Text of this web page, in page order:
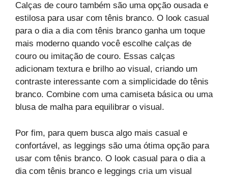
Calças de couro também são uma opção ousada e
estilosa para usar com tênis branco. O look casual
para o dia a dia com tênis branco ganha um toque
mais moderno quando você escolhe calças de
couro ou imitação de couro. Essas calças
adicionam textura e brilho ao visual, criando um
contraste interessante com a simplicidade do tênis
branco. Combine com uma camiseta básica ou uma
blusa de malha para equilibrar o visual.
Por fim, para quem busca algo mais casual e
confortável, as leggings são uma ótima opção para
usar com tênis branco. O look casual para o dia a
dia com tênis branco e leggings cria um visual